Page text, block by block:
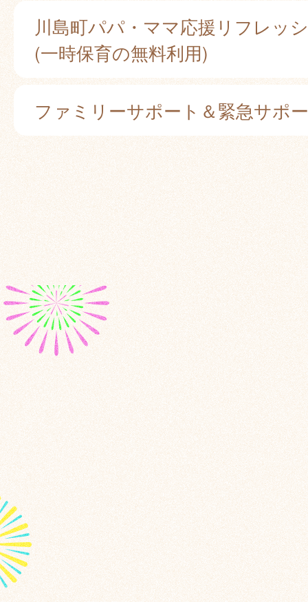
川島町パパ・ママ応援リフレッ
(一時保育の無料利用)
ファミリーサポート＆緊急サポ